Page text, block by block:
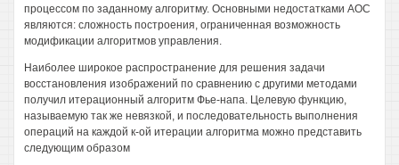
процессом по заданному алгоритму. Основными недостатками АОС
являются: сложность построения, ограниченная возможность
модификации алгоритмов управления.
Наиболее широкое распространение для решения задачи
восстановления изображений по сравнению с другими методами
получил итерационный алгоритм Фье-напа. Целевую функцию,
называемую так же невязкой, и последовательность выполнения
операций на каждой к-ой итерации алгоритма можно представить
следующим образом